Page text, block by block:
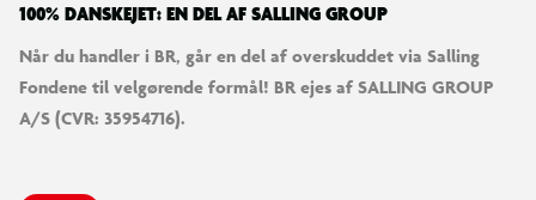
100% DANSKEJET: EN DEL AF SALLING GROUP
Når du handler i BR, går en del af overskuddet via Salling
Fondene til velgørende formål! BR ejes af SALLING GROUP
A/S (CVR: 35954716).